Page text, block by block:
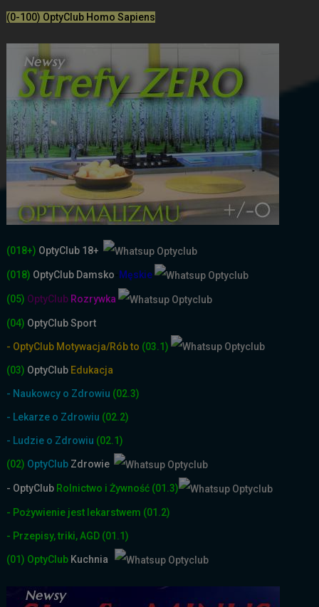
(0-100) OptyClub Homo Sapiens
(018+) OptyClub 18+
(018) OptyClub Damsko Męskie
(05) OptyClub Rozrywka
(04) OptyClub Sport
- OptyClub Motywacja/Rób to (03.1)
(03) OptyClub Edukacja
- Naukowcy o Zdrowiu (02.3)
- Lekarze o Zdrowiu (02.2)
- Ludzie o Zdrowiu (02.1)
(02) OptyClub Zdrowie
- OptyClub Rolnictwo i Żywność (01.3)
- Pożywienie jest lekarstwem (01.2)
- Przepisy, triki, AGD (01.1)
(01) OptyClub Kuchnia